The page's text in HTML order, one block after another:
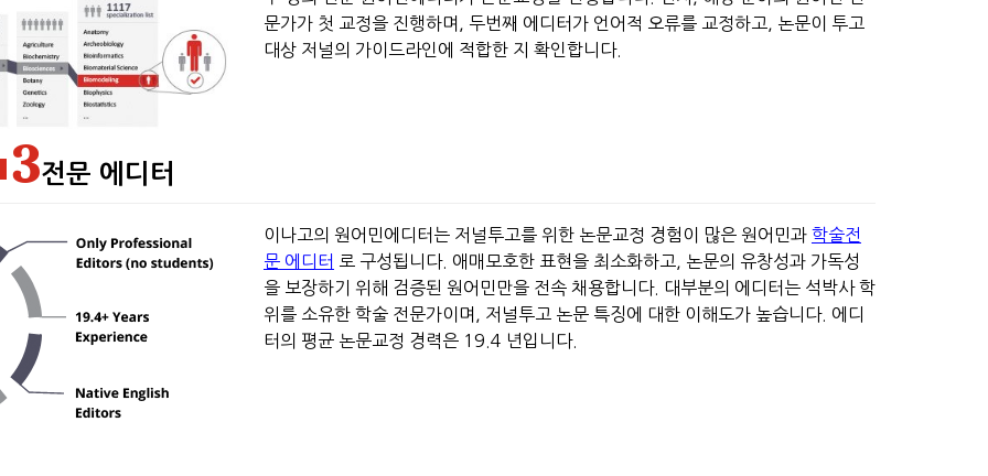
문가가 첫 교정을 진행하며, 두번째 에디터가 언어적 오류를 교정하고, 논문이 투고
대상 저널의 가이드라인에 적합한 지 확인합니다.
3전문 에디터
이나고의 원어민에디터는 저널투고를 위한 논문교정 경험이 많은 원어민과 학술전
문 에디터 로 구성됩니다. 애매모호한 표현을 최소화하고, 논문의 유창성과 가독성
을 보장하기 위해 검증된 원어민만을 전속 채용합니다. 대부분의 에디터는 석박사 학
위를 소유한 학술 전문가이며, 저널투고 논문 특징에 대한 이해도가 높습니다. 에디
터의 평균 논문교정 경력은 19.4 년입니다.